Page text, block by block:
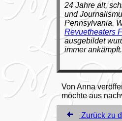
24 Jahre alt,
und
Pennsylvania.
Revuetheaters
ausgebildet
immer
Von Anna
möchte aus
Zurück zu